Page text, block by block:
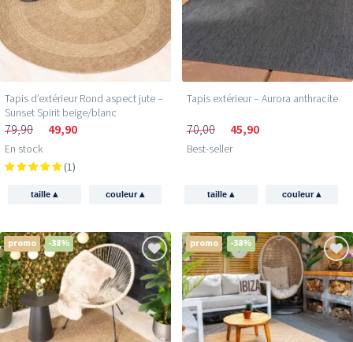
Tapis d’extérieur Rond aspect jute –
Sunset Spirit beige/blanc
79,90 49,90
En stock
(1)
taille▴ couleur▴
Tapis extérieur – Aurora anthracite
70,00 45,90
Best-seller
taille▴ couleur▴
promo -38% promo -38%